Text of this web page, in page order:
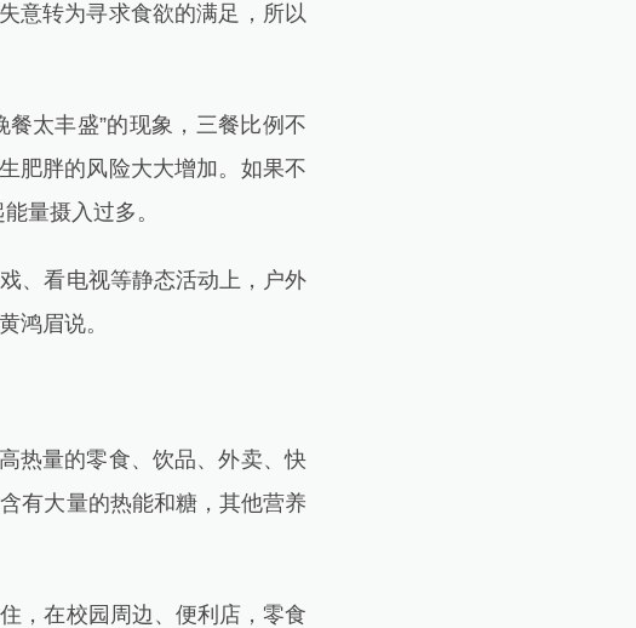
意转为寻求食欲的满足，所以
太丰盛”的现象，三餐比例不
肥胖的风险大大增加。如果不
量摄入过多。
、看电视等静态活动上，户外
鸿眉说。
量的零食、饮品、外卖、快
有大量的热能和糖，其他营养
，在校园周边、便利店，零食